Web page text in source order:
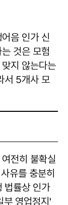
음 인가 신
것은 모험
지 않는다는
서 5개사 모
전히 불확실
유를 충분히
법률상 인가
부 영업정지'